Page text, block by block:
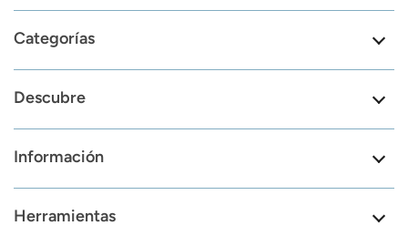
Categorías
Descubre
Información
Herramientas